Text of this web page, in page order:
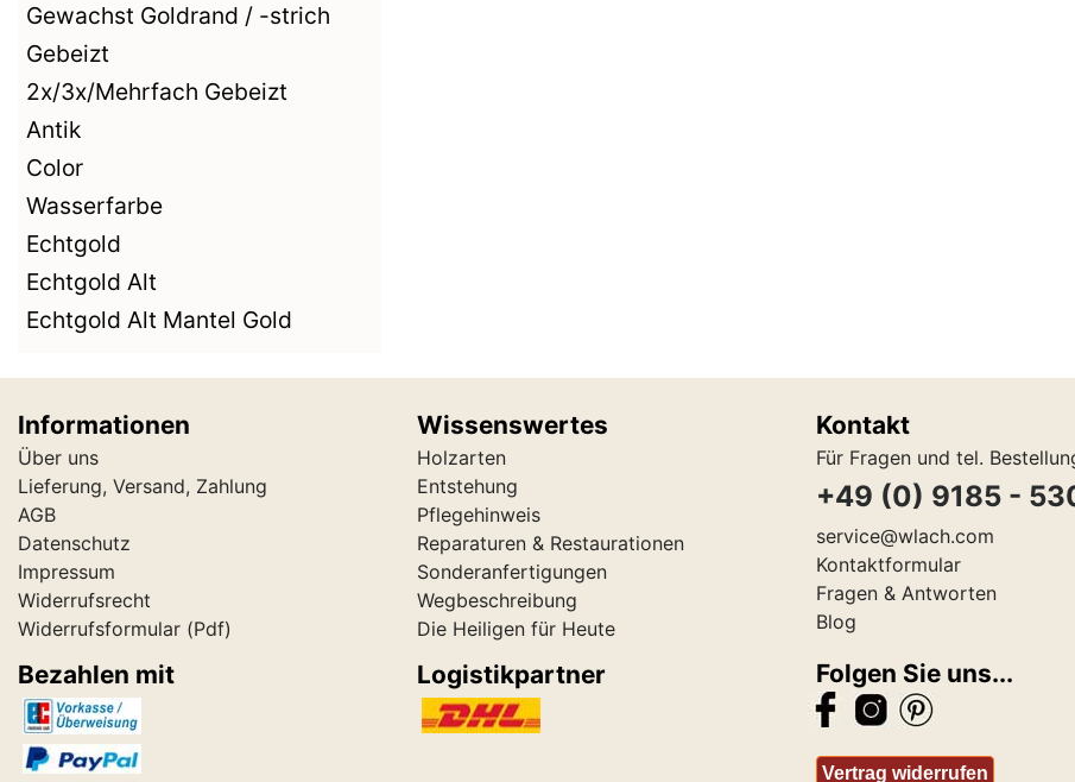
Gewachst Goldrand / -strich
Gebeizt
2x/3x/Mehrfach Gebeizt
Antik
Color
Wasserfarbe
Echtgold
Echtgold Alt
Echtgold Alt Mantel Gold
Informationen
Über uns
Lieferung, Versand, Zahlung
AGB
Datenschutz
Impressum
Widerrufsrecht
Widerrufsformular (Pdf)
Bezahlen mit
Wissenswertes
Holzarten
Entstehung
Pflegehinweis
Reparaturen & Restaurationen
Sonderanfertigungen
Wegbeschreibung
Die Heiligen für Heute
Logistikpartner
Kontakt
Für Fragen und tel.
+49 (0) 9185 -
service@wlach.com
Kontaktformular
Fragen & Antworten
Blog
Folgen Sie uns...
Vertrag widerrufen